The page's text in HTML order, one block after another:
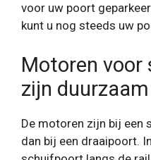
voor uw poort
kunt u nog steeds uw
Motoren
zijn
De motoren zijn bij een
dan bij een draaipoort.